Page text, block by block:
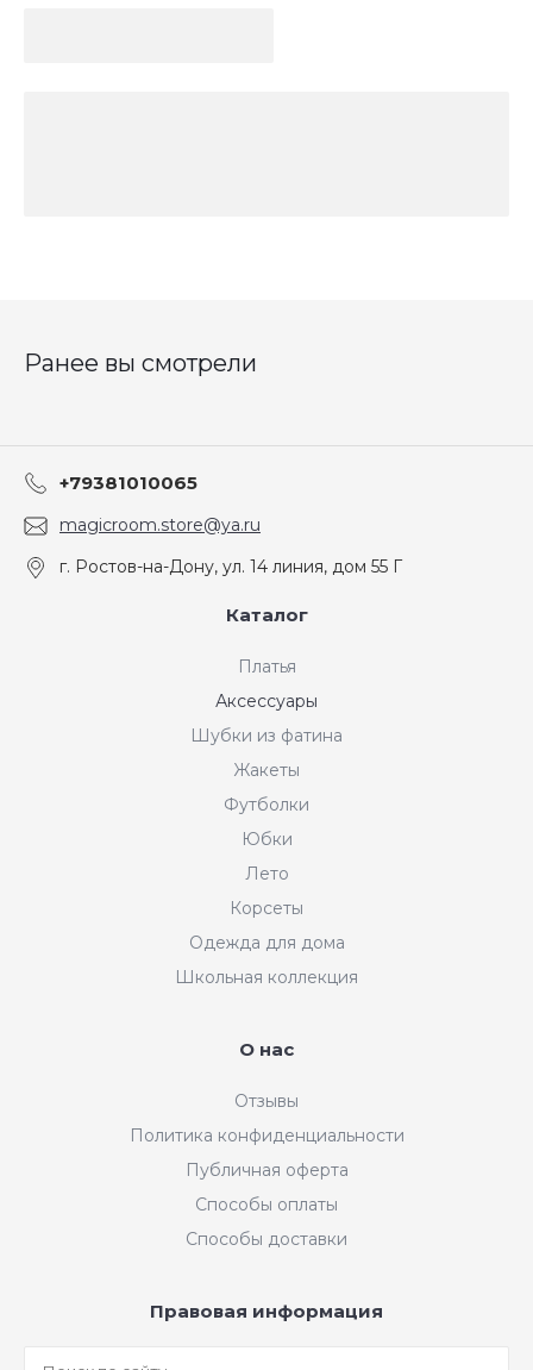
Ранее вы смотрели
+79381010065
magicroom.store@ya.ru
г. Ростов-на-Дону, ул. 14 линия, дом 55 Г
Каталог
Платья
Аксессуары
Шубки из фатина
Жакеты
Футболки
Юбки
Лето
Корсеты
Одежда для дома
Школьная коллекция
О нас
Отзывы
Политика конфиденциальности
Публичная оферта
Способы оплаты
Способы доставки
Правовая информация